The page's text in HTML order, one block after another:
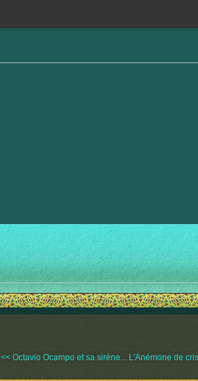
<< Octavio Ocampo et sa sirène... L'Anémone de